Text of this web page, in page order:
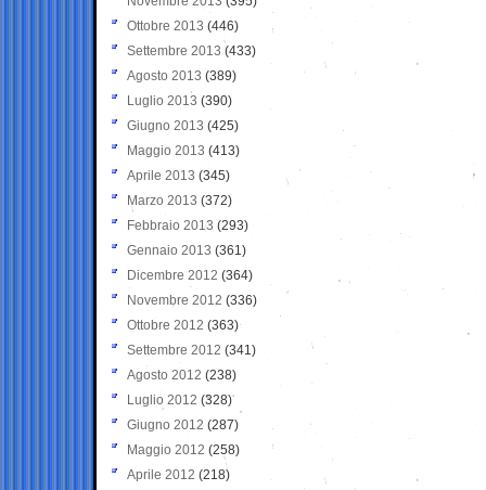
Ottobre 2013 (446)
Settembre 2013 (433)
Agosto 2013 (389)
Luglio 2013 (390)
Giugno 2013 (425)
Maggio 2013 (413)
Aprile 2013 (345)
Marzo 2013 (372)
Febbraio 2013 (293)
Gennaio 2013 (361)
Dicembre 2012 (364)
Novembre 2012 (336)
Ottobre 2012 (363)
Settembre 2012 (341)
Agosto 2012 (238)
Luglio 2012 (328)
Giugno 2012 (287)
Maggio 2012 (258)
Aprile 2012 (218)